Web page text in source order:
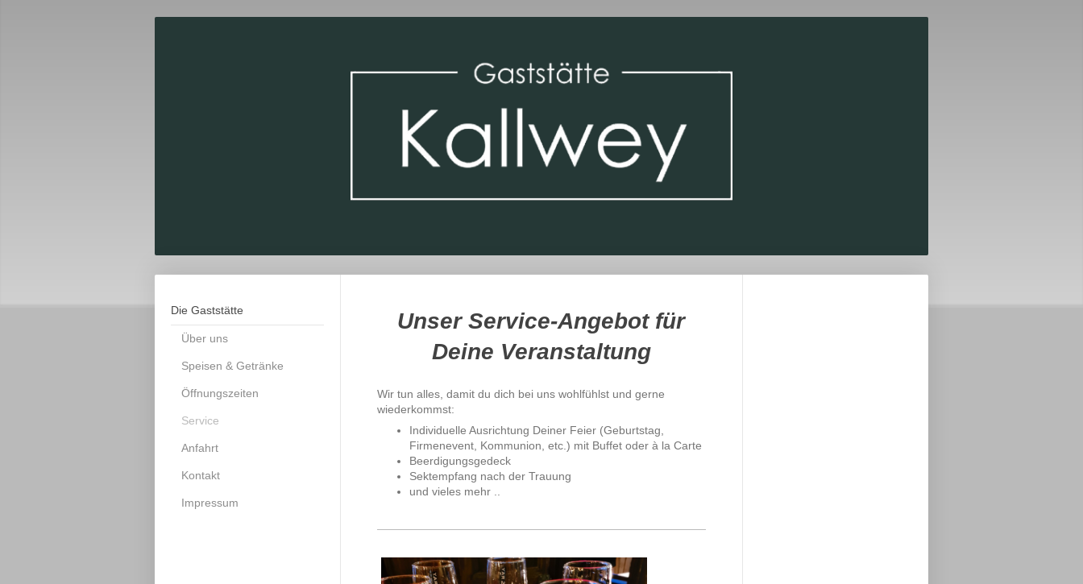
Die Gaststätte
Über uns
Speisen & Getränke
Öffnungszeiten
Service
Anfahrt
Kontakt
Impressum
Unser Service-Angebot für
Deine Veranstaltung
Wir tun alles, damit du dich bei uns wohlfühlst und gerne
wiederkommst:
Individuelle Ausrichtung Deiner Feier (Geburtstag,
Firmenevent, Kommunion, etc.) mit Buffet oder à la Carte
Beerdigungsgedeck
Sektempfang nach der Trauung
und vieles mehr ..